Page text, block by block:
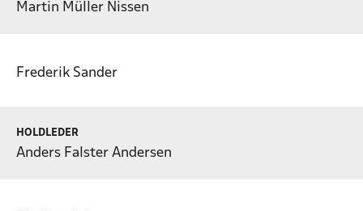
Martin Müller Nissen
Frederik Sander
HOLDLEDER
Anders Falster Andersen